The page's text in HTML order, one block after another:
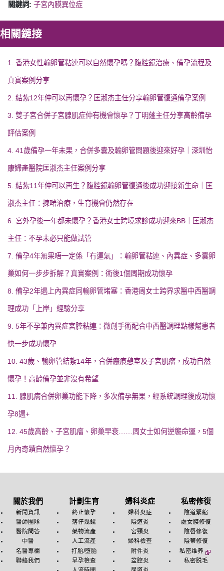
關鍵詞: 子宮內膜異位症
相關鏈接
1. 香港女性輸卵管粘連可以自然懷孕嗎？腹腔鏡治療、備孕流程及
真實案例分享
2. 結紮12年仲可以再懷孕？匡淑杰主任分享輸卵管復通備孕案例
3. 雙子宮合併子宮腺肌症仲有機會懷孕？丁明蓬主任分享高齡備孕
評估案例
4. 41歲備孕一年未果，合併多囊及輸卵管問題後迎來好孕｜深圳怡
康婦產醫院匡淑杰主任案例分享
5. 結紮11年仲可以再生？腹腔鏡輸卵管復通後成功迎接新生命｜匡
淑杰主任：揀啱治療，生育機會仍然存在
6. 宮外孕後一年都未懷孕？香港女士跨境求診成功迎來BB｜匡淑杰
主任：不孕未必只能做試管
7. 備孕4年無果唔一定係「冇運氣」：輸卵管粘連、內異症、多囊卵
巢如何一步步拆解？真實案例：術後1個周期成功懷孕
8. 備孕2年遇上內異症同輸卵管堵塞：香港周女士跨界求醫中西醫調
理成功「上岸」經驗分享
9. 5年不孕兼內異症宮腔粘連：微創手術配合中西醫調理點樣幫患者
快一步成功懷孕
10. 43歲、輸卵管結紮14年，合併瘢痕憩室及子宮肌瘤，成功自然
懷孕！高齡備孕並非沒有希望
11. 腺肌病合併卵巢功能下降，多次備孕無果，經系統調理後成功懷
孕8週+
12. 45歲高齡、子宮肌瘤、卵巢早衰……周女士如何逆襲命運，5個
月內奇蹟自然懷孕？
關於我們
新聞資訊
醫師團隊
醫院問答
中醫
名醫專欄
聯絡我們
計劃生育
終止懷孕
落仔幾錢
藥物流產
人工流產
打胎/堕胎
早孕檢查
婦科炎症
婦科炎症
陰道炎
宮頸炎
婦科檢查
附件炎
盆腔炎
私密修復
陰道緊縮
處女膜修復
陰唇修復
陰蒂修復
私密维养
私密脱毛